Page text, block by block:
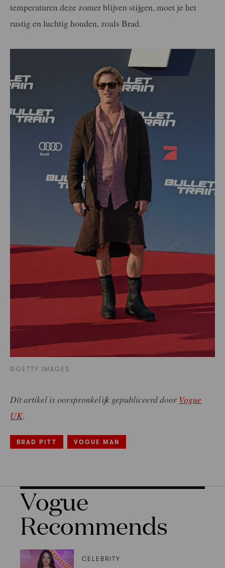
temperaturen deze zomer blijven stijgen, moet je het
rustig en luchtig houden, zoals Brad.
©GETTY IMAGES
Dit artikel is oorspronkelijk gepubliceerd door Vogue
UK.
BRAD PITT VOGUE MAN
Vogue
Recommends
CELEBRITY